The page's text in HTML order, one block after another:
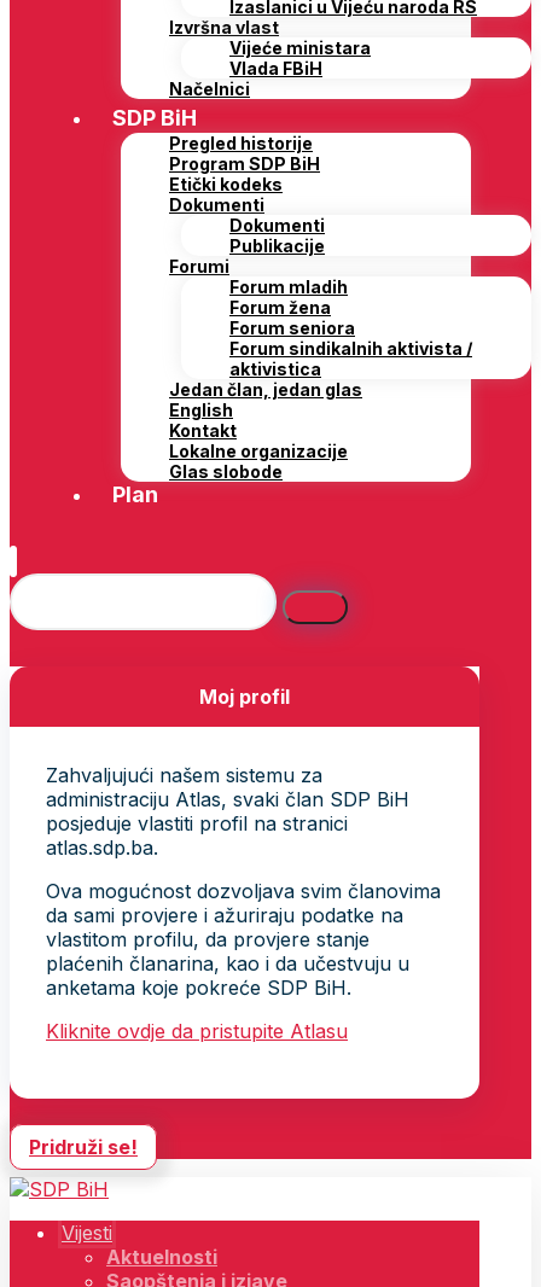
Izaslanici u Vijeću naroda RS
Izvršna vlast
Vijeće ministara
Vlada FBiH
Načelnici
SDP BiH
Pregled historije
Program SDP BiH
Etički kodeks
Dokumenti
Dokumenti
Publikacije
Forumi
Forum mladih
Forum žena
Forum seniora
Forum sindikalnih aktivista /
aktivistica
Jedan član, jedan glas
English
Kontakt
Lokalne organizacije
Glas slobode
Plan
Moj profil
Zahvaljujući našem sistemu za
administraciju Atlas, svaki član SDP BiH
posjeduje vlastiti profil na stranici
atlas.sdp.ba.
Ova mogućnost dozvoljava svim članovima
da sami provjere i ažuriraju podatke na
vlastitom profilu, da provjere stanje
plaćenih članarina, kao i da učestvuju u
anketama koje pokreće SDP BiH.
Kliknite ovdje da pristupite Atlasu
Pridruži se!
Vijesti
Aktuelnosti
Saopštenja i izjave